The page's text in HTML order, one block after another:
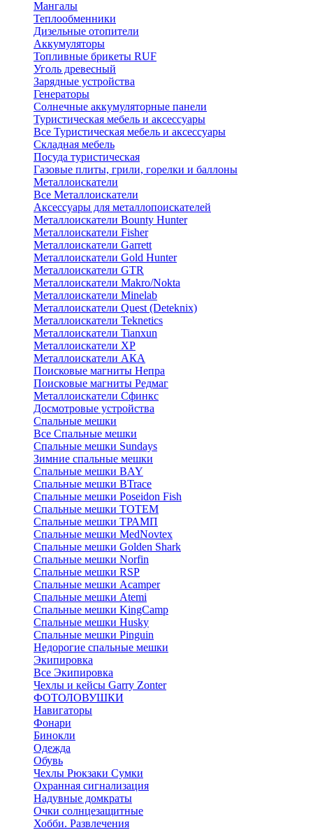
Мангалы
Теплообменники
Дизельные отопители
Аккумуляторы
Топливные брикеты RUF
Уголь древесный
Зарядные устройства
Генераторы
Солнечные аккумуляторные панели
Туристическая мебель и аксессуары
Все Туристическая мебель и аксессуары
Складная мебель
Посуда туристическая
Газовые плиты, грили, горелки и баллоны
Металлоискатели
Все Металлоискатели
Аксессуары для металлопоискателей
Металлоискатели Bounty Hunter
Металлоискатели Fisher
Металлоискатели Garrett
Металлоискатели Gold Hunter
Металлоискатели GTR
Металлоискатели Makro/Nokta
Металлоискатели Minelab
Металлоискатели Quest (Deteknix)
Металлоискатели Teknetics
Металлоискатели Tianxun
Металлоискатели XP
Металлоискатели АКА
Поисковые магниты Непра
Поисковые магниты Редмаг
Металлоискатели Сфинкс
Досмотровые устройства
Спальные мешки
Все Спальные мешки
Спальные мешки Sundays
Зимние спальные мешки
Спальные мешки BAY
Спальные мешки BTrace
Спальные мешки Poseidon Fish
Спальные мешки ТОТЕМ
Спальные мешки ТРАМП
Cпальные мешки MedNovtex
Спальные мешки Golden Shark
Спальные мешки Norfin
Спальные мешки RSP
Спальные мешки Acamper
Спальные мешки Atemi
Спальные мешки KingCamp
Спальные мешки Husky
Спальные мешки Pinguin
Недорогие спальные мешки
Экипировка
Все Экипировка
Чехлы и кейсы Garry Zonter
ФОТОЛОВУШКИ
Навигаторы
Фонари
Бинокли
Одежда
Обувь
Чехлы Рюкзаки Сумки
Охранная сигнализация
Надувные домкраты
Очки солнцезащитные
Хобби. Развлечения